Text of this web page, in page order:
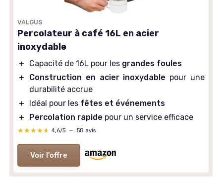
VALGUS
Percolateur à café 16L en acier
inoxydable
＋ Capacité de 16L pour les grandes foules
＋
Construction en acier inoxydable pour une
durabilité accrue
＋
Idéal pour les fêtes et événements
＋
Percolation rapide pour un service efficace
★★★★★
★★★★★ 4,6/5 — 58 avis
Voir l'offre
Machine à expresso La Pavoni
Europiccola Lusso EL
＋ Design éléganten marron
＋
Semi-automatiquepour plus de contrôle
Capacitéde 0,8 L
＋
Fabrication de qualité italienne
Voir l'offre